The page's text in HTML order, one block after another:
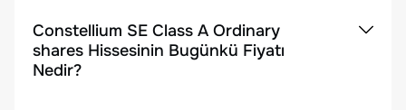
Constellium SE Class A Ordinary
shares Hissesinin Bugünkü Fiyatı
Nedir?